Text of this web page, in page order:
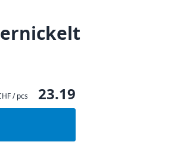
/ pcs 23.19